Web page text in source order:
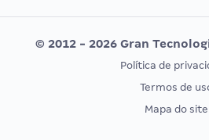
Editais publicados
CONCURSOS POR PROFISSÃO
© 2012 - 2026 Gran
Política de
Termos de
Mapa do site